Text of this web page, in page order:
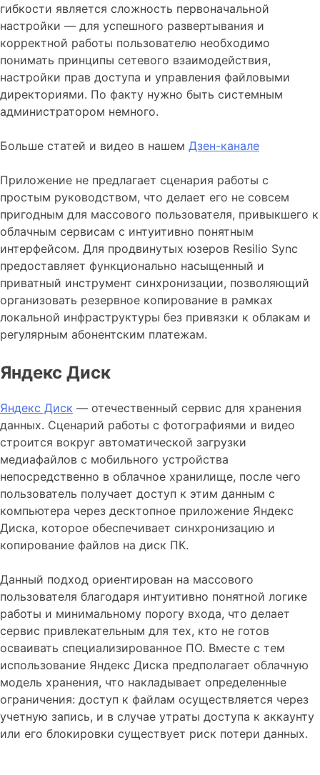
гибкости является сложность первоначальной
настройки — для успешного развертывания и
корректной работы пользователю необходимо
понимать принципы сетевого взаимодействия,
настройки прав доступа и управления файловыми
директориями. По факту нужно быть системным
администратором немного.
Больше статей и видео в нашем Дзен-канале
Приложение не предлагает сценария работы с
простым руководством, что делает его не совсем
пригодным для массового пользователя, привыкшего к
облачным сервисам с интуитивно понятным
интерфейсом. Для продвинутых юзеров Resilio Sync
предоставляет функционально насыщенный и
приватный инструмент синхронизации, позволяющий
организовать резервное копирование в рамках
локальной инфраструктуры без привязки к облакам и
регулярным абонентским платежам.
Яндекс Диск
Яндекс Диск — отечественный сервис для хранения
данных. Сценарий работы с фотографиями и видео
строится вокруг автоматической загрузки
медиафайлов с мобильного устройства
непосредственно в облачное хранилище, после чего
пользователь получает доступ к этим данным с
компьютера через десктопное приложение Яндекс
Диска, которое обеспечивает синхронизацию и
копирование файлов на диск ПК.
Данный подход ориентирован на массового
пользователя благодаря интуитивно понятной логике
работы и минимальному порогу входа, что делает
сервис привлекательным для тех, кто не готов
осваивать специализированное ПО. Вместе с тем
использование Яндекс Диска предполагает облачную
модель хранения, что накладывает определенные
ограничения: доступ к файлам осуществляется через
учетную запись, и в случае утраты доступа к аккаунту
или его блокировки существует риск потери данных.